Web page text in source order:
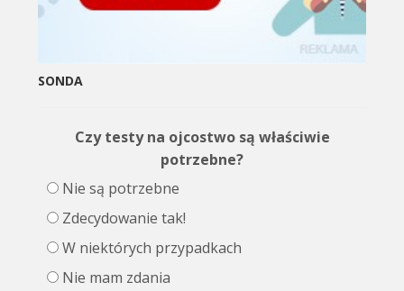
SONDA
Czy testy na ojcostwo są właściwie
potrzebne?
Nie są potrzebne
Zdecydowanie tak!
W niektórych przypadkach
Nie mam zdania